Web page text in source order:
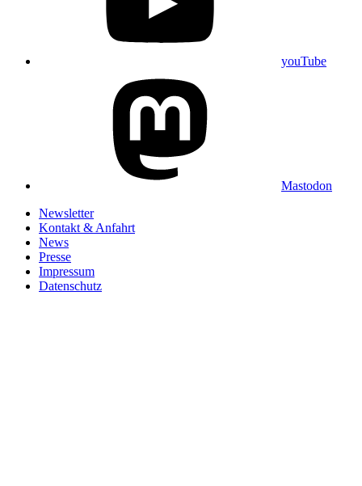
youTube
Mastodon
Newsletter
Kontakt & Anfahrt
News
Presse
Impressum
Datenschutz